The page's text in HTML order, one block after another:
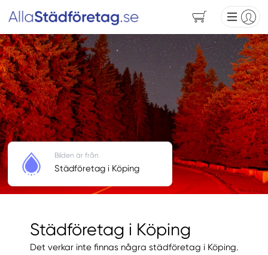
Städföretag i Köping
Det verkar inte finnas några städföretag i Köping.
Bilden är från
Städföretag i Köping